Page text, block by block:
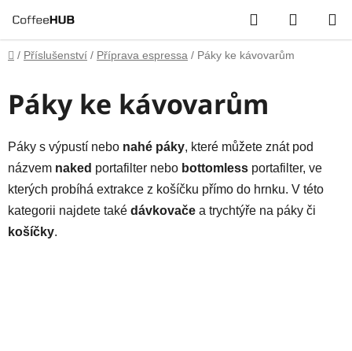
na
obsah
Hledat
KOŠÍK
Domů
/ Příslušenství / Příprava espressa / Páky ke kávovarům
Páky ke kávovarům
Páky s výpustí nebo nahé páky, které můžete znát pod
názvem naked portafilter nebo bottomless portafilter, ve
kterých probíhá extrakce z košíčku přímo do hrnku. V této
kategorii najdete také dávkovače a trychtýře na páky či
košíčky.